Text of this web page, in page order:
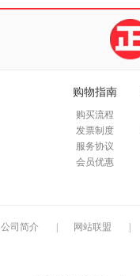
购物指南
购买流程
发票制度
服务协议
会员优惠
公司简介 网站联盟